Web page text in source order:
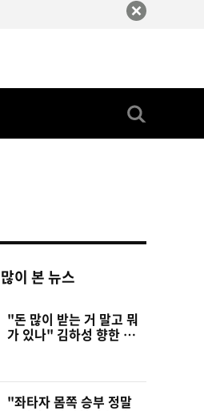
이 본 뉴스
"돈 많이 받는 거 말고 뭐
가 있나" 김하성 향한 현
"좌타자 몸쪽 승부 정말